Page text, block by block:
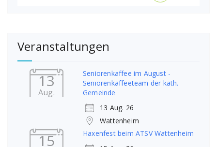
Veranstaltungen
13
Aug.
Seniorenkaffee im August -
Seniorenkaffeeteam der kath.
Gemeinde
13 Aug. 26
Wattenheim
15
Haxenfest beim ATSV Wattenheim